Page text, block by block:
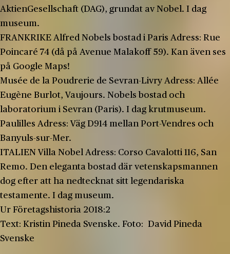
AktienGesellschaft (DAG), grundat av Nobel. I dag
museum.
FRANKRIKE Alfred Nobels bostad i Paris Adress: Rue
Poincaré 74 (då på Avenue Malakoff 59). Kan även ses
på Google Maps!
Musée de la Poudrerie de Sevran-Livry Adress: Allée
Eugène Burlot, Vaujours. Nobels bostad och
laboratorium i Sevran (Paris). I dag krutmuseum.
Paulilles Adress: Väg D914 mellan Port-Vendres och
Banyuls-sur-Mer.
ITALIEN Villa Nobel Adress: Corso Cavalotti 116, San
Remo. Den eleganta bostad där vetenskapsmannen
dog efter att ha nedtecknat sitt legendariska
testamente. I dag museum.
Ur Företagshistoria 2018:2
Text: Kristin Pineda Svenske. Foto: David Pineda
Svenske